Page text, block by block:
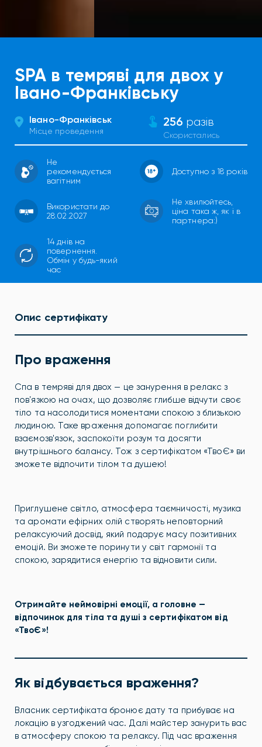
SPA в темряві для двох у
Івано-Франківську
Івано-Франківськ
Місце проведення
256 разів
Скористались
Не
рекомендується
вагітним
Доступно з 18 років
Використати до
28.02.2027
Не хвилюйтесь,
ціна така ж, як і в
партнера:)
14 днів на
повернення.
Обмін у будь-який
час
Опис сертифікату
Про враження
Спа в темряві для двох — це занурення в релакс з
повʼязкою на очах, що дозволяє глибше відчути своє
тіло та насолодитися моментами спокою з близькою
людиною. Таке враження допомагає поглибити
взаємозв'язок, заспокоїти розум та досягти
внутрішнього балансу. Тож з сертифікатом «ТвоЄ» ви
зможете відпочити тілом та душею!
Приглушене світло, атмосфера таємничості, музика
та аромати ефірних олій створять неповторний
релаксуючий досвід, який подарує масу позитивних
емоцій. Ви зможете поринути у світ гармонії та
спокою, зарядитися енергію та відновити сили.
Отримайте неймовірні емоції, а головне —
відпочинок для тіла та душі з сертифікатом від
«ТвоЄ»!
Як відбувається враження?
Власник сертифіката бронює дату та прибуває на
локацію в узгоджений час. Далі майстер занурить вас
в атмосферу спокою та релаксу. Під час враження